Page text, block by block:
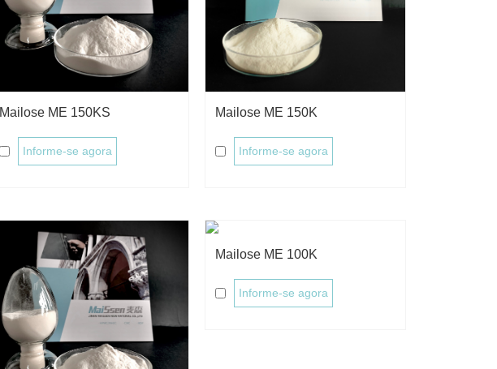
Mailose ME 150KS
Informe-se agora
Mailose ME 150K
Informe-se agora
Mailose ME 100K
Informe-se agora